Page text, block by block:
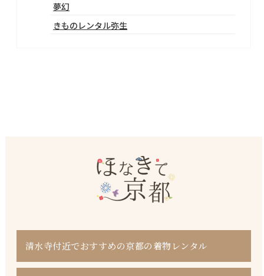
夢幻
きものレンタル弥生
清水寺付近でおすすめの京都の着物レンタル